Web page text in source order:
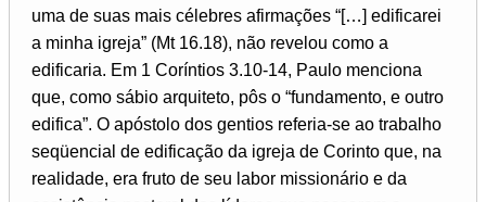
uma de suas mais célebres afirmações “[…] edificarei
a minha igreja” (Mt 16.18), não revelou como a
edificaria. Em 1 Coríntios 3.10-14, Paulo menciona
que, como sábio arquiteto, pôs o “fundamento, e outro
edifica”. O apóstolo dos gentios referia-se ao trabalho
seqüencial de edificação da igreja de Corinto que, na
realidade, era fruto de seu labor missionário e da